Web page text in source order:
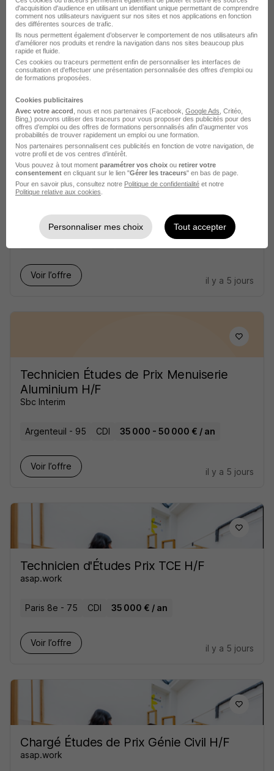
Chargé Études de Prix GO - TCE H/F
Baudin Chateauneuf
Émerainville - 77 CDI 50 000 - 55 000 € / an
Voir l’offre
Technicien Études de Prix Métallerie -
Serrurerie H/F
Argenteuil - 95 CDI 35 000 - 50 000 € / an
Voir l’offre
il y a 5 jours
Technicien Études de Prix Menuiserie
Aluminium H/F
Sbc Interim
Argenteuil - 95 CDI 35 000 - 50 000 € / an
Voir l’offre
il y a 5 jours
Technicien d'Études Prix TCE H/F
asap.work
Paris 8e - 75 CDI 35 000 € / an
Voir l’offre
il y a 5 jours
Chargé Études de Prix Génie Civil H/F
asap.work
d'acquisition d'audience en utilisant un identifiant unique permettant de comprendre
comment nos utilisateurs naviguent sur nos sites et nos applications en fonction
des différentes sources de trafic.
Ils nous permettent également d’observer le comportement de nos utilisateurs afin
d'améliorer nos produits et rendre la navigation dans nos sites beaucoup plus
rapide et fluide.
Ces cookies ou traceurs permettent enfin de personnaliser les interfaces de
consultation et d'effectuer une présentation personnalisée des offres d'emploi ou
de formations proposées.
Cookies publicitaires
Avec votre accord , nous et nos partenaires (Facebook, Google Ads , Critéo,
Bing,) pouvons utiliser des traceurs pour vous proposer des publicités pour des
offres d’emploi ou des offres de formations personnalisés afin d’augmenter vos
probabilités de trouver rapidement un emploi ou une formation.
Nos partenaires personnalisent ces publicités en fonction de votre navigation, de
votre profil et de vos centres d’intérêt.
Vous pouvez à tout moment paramétrer vos choix ou retirer votre
consentement en cliquant sur le lien "Gérer les traceurs" en bas de page.
Pour en savoir plus, consultez notre Politique de confidentialité et notre
Politique relative aux cookies
Personnaliser mes choix Tout accepter